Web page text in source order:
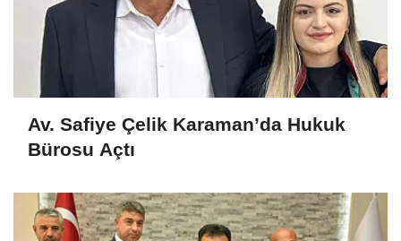
Av. Safiye Çelik Karaman’da Hukuk
Bürosu Açtı